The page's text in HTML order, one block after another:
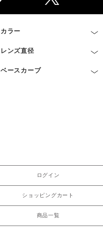
カラー
レンズ直径
ベースカーブ
ログイン
ショッピングカート
商品一覧